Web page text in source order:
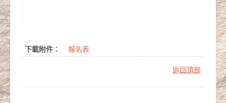
下載附件： 報名表
返回頂部